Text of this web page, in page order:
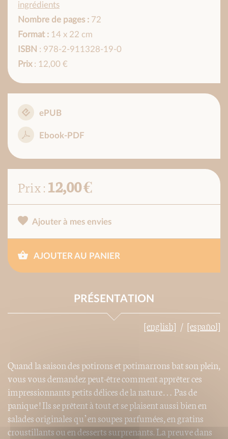
ingrédients
Nombre de pages : 72
Format : 14 x 22 cm
ISBN : 978-2-911328-19-0
Prix: 12,00 €
ePUB
Ebook-PDF
Prix :12,00 €
Ajouter à mes envies
AJOUTER AU PANIER
PRÉSENTATION
[english] [español]
Quand la saison des potirons et potimarrons bat son plein,
vous vous demandez peut-être comment apprêter ces
impressionnants petits délices de la nature… Pas de
panique ! Ils se prêtent à tout et se plaisent aussi bien en
salades originales qu’en soupes parfumées, en gratins
croustillants ou en desserts surprenants. La preuve dans